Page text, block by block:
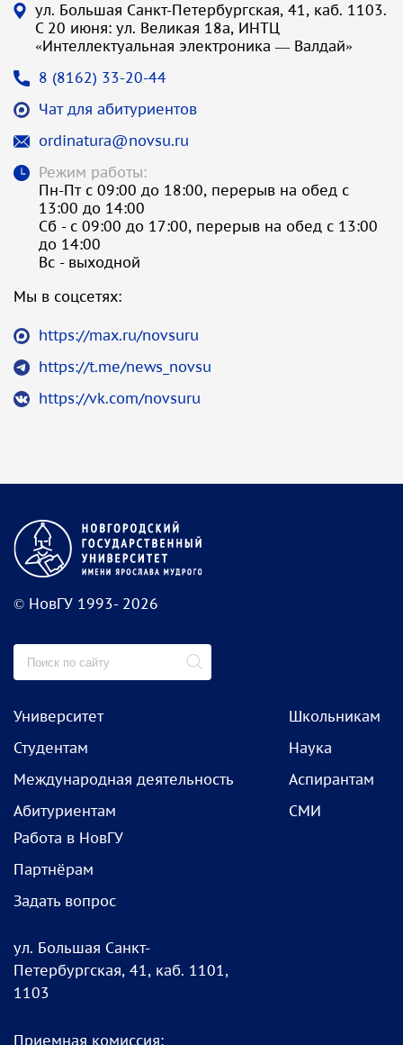
ул. Большая Санкт-Петербургская, 41, каб. 1103.
С 20 июня: ул. Великая 18а, ИНТЦ
«Интеллектуальная электроника — Валдай»
8 (8162) 33-20-44
Чат для абитуриентов
ordinatura@novsu.ru
Режим работы:
Пн-Пт с 09:00 до 18:00, перерыв на обед с
13:00 до 14:00
Сб - с 09:00 до 17:00, перерыв на обед с 13:00
до 14:00
Вс - выходной
Мы в соцсетях:
https://max.ru/novsuru
https://t.me/news_novsu
https://vk.com/novsuru
© НовГУ 1993- 2026
Университет
Студентам
Международная деятельность
Абитуриентам
Школьникам
Наука
Аспирантам
СМИ
Работа в НовГУ
Партнёрам
Задать вопрос
ул. Большая Санкт-
Петербургская, 41, каб. 1101,
1103
Приемная комиссия: